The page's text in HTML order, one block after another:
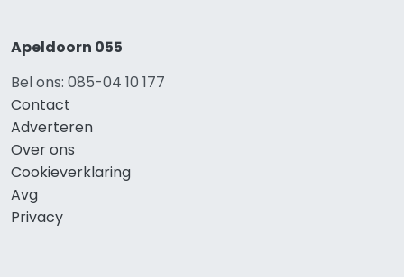
Apeldoorn 055
Bel ons: 085-04 10 177
Contact
Adverteren
Over ons
Cookieverklaring
Avg
Privacy